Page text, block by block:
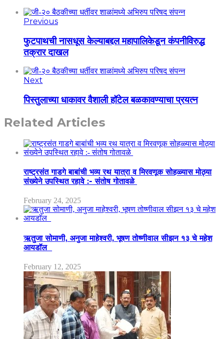
Previous
फुटपाथची नासधूस केल्याबद्दल महापालिकेडून कंपनीविरुद्ध
तक्रार दाखल
Next
पिस्तुलाच्या धाकावर वैशाली हॉटेल बळकावण्याचा प्रयत्न
Related Articles
राष्ट्रसंत गाडगे बाबांची भव्य रथ यात्रा व मिरवणूक सोहळ्यास मोठ्या
संख्येने उपस्थित रहावे :- संतोष गोतावळे
February 24, 2025
ऋतुजा सोमाणी, अनुजा माहेश्वरी, भूषण तोष्णीवाल सीझन १३ चे महेश
आयडॉल
February 12, 2025